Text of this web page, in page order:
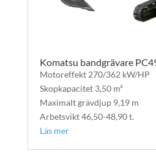
Komatsu bandgrävare
Motoreffekt 270/362 kW/HP
Skopkapacitet 3,50 m³
Maximalt grävdjup 9,19 m
Arbetsvikt 46,50-48,90 t.
Läs mer